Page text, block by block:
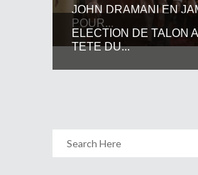
JOHN DRAMANI EN
POUR...
ELECTION DE TALON
TETE DU...